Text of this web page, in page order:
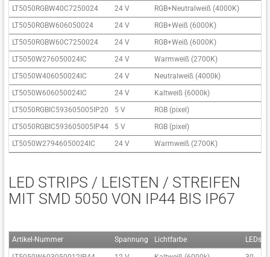
LT5050RGBW40C7250024
24 V RGB+Neutralweiß (4000K)
LT5050RGBW606050024
24 V RGB+Weiß (6000K)
LT5050RGBW60C7250024
24 V RGB+Weiß (6000K)
LT5050W276050024IC
24 V Warmweiß (2700K)
LT5050W406050024IC
24 V Neutralweiß (4000k)
LT5050W606050024IC
24 V Kaltweiß (6000k)
LT5050RGBIC593605005IP20
5 V RGB (pixel)
LT5050RGBIC593605005IP44
5 V RGB (pixel)
LT5050W27946050024IC
24 V Warmweiß (2700K)
LED STRIPS / LEISTEN / STREIFEN
MIT SMD 5050 VON IP44 BIS IP67
Artikel-Nummer Spannung Lichtfarbe LEDs/M